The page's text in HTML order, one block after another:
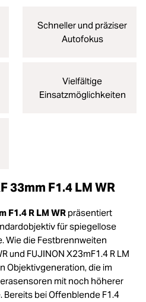
Schneller und präziser
Autofokus
Vielfältige
Einsatzmöglichkeiten
33mm F1.4 LM WR
F1.4 R LM WR präsentiert
für spiegellose
Wie die Festbrennweiten
und FUJINON X23mF1.4 R LM
Objektivgeneration, die im
mit noch höherer
bei Offenblende F1.4